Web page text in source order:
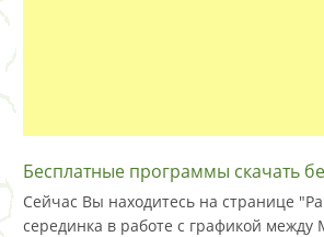
Бесплатные программы скачать
Сейчас Вы находитесь на странице
серединка в работе с графикой между